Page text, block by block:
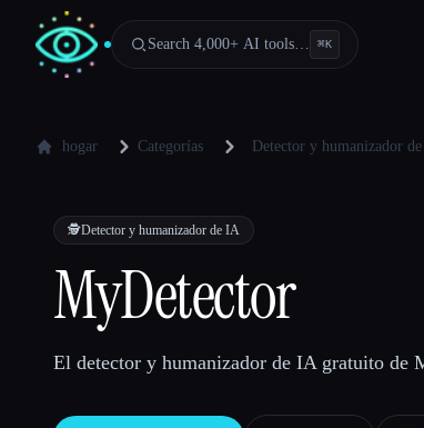
Search 4,000+ AI tools… ⌘K
hogar Categorías Detector y humanizador
🕵️Detector y humanizador de IA
MyDetector
El detector y humanizador de IA gratuito de